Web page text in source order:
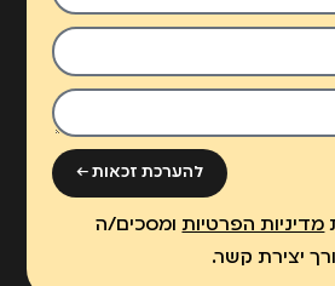
מדיניות הפרטיותומסכים/ה
יצירת קשר.
להערכת זכאות ←